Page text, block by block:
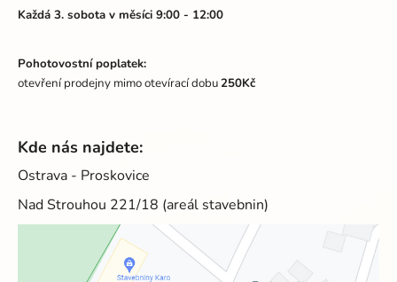
Každá 3. sobota v měsíci 9:00 - 12:00
Pohotovostní poplatek:
otevření prodejny mimo otevírací dobu250Kč
Kde nás najdete:
Ostrava - Proskovice
Nad Strouhou 221/18 (areál stavebnin)